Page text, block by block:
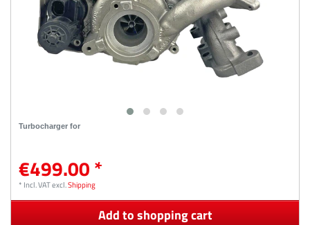
Turbocharger for
€499.00 *
* Incl. VATexcl.Shipping
Add to shopping cart